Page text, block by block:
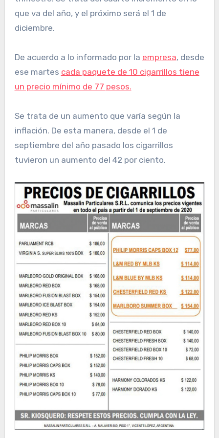
que va del año, y el próximo será el 1 de
diciembre.
De acuerdo a lo informado por la empresa, desde
ese martes cada paquete de 10 cigarrillos tiene
un precio mínimo de 77 pesos.
Se trata de un aumento que varía según la
inflación. De esta manera, desde el 1 de
septiembre del año pasado los cigarrillos
tuvieron un aumento del 42 por ciento.